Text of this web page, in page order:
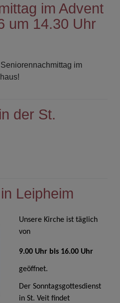
im Advent
um 14.30 Uhr
im
der St.
Leipheim
Unsere Kirche ist täglich
von
9.00 Uhr bis 16.00 Uhr
geöffnet.
Der Sonntagsgottesdienst
in St. Veit findet